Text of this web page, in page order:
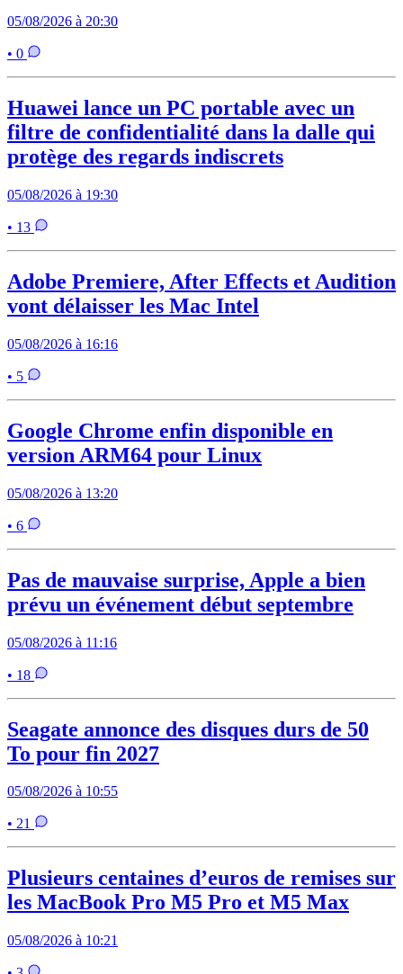
05/08/2026 à 20:30
• 0
Huawei lance un PC portable avec un
filtre de confidentialité dans la dalle qui
protège des regards indiscrets
05/08/2026 à 19:30
• 13
Adobe Premiere, After Effects et Audition
vont délaisser les Mac Intel
05/08/2026 à 16:16
• 5
Google Chrome enfin disponible en
version ARM64 pour Linux
05/08/2026 à 13:20
• 6
Pas de mauvaise surprise, Apple a bien
prévu un événement début septembre
05/08/2026 à 11:16
• 18
Seagate annonce des disques durs de 50
To pour fin 2027
05/08/2026 à 10:55
• 21
Plusieurs centaines d’euros de remises sur
les MacBook Pro M5 Pro et M5 Max
05/08/2026 à 10:21